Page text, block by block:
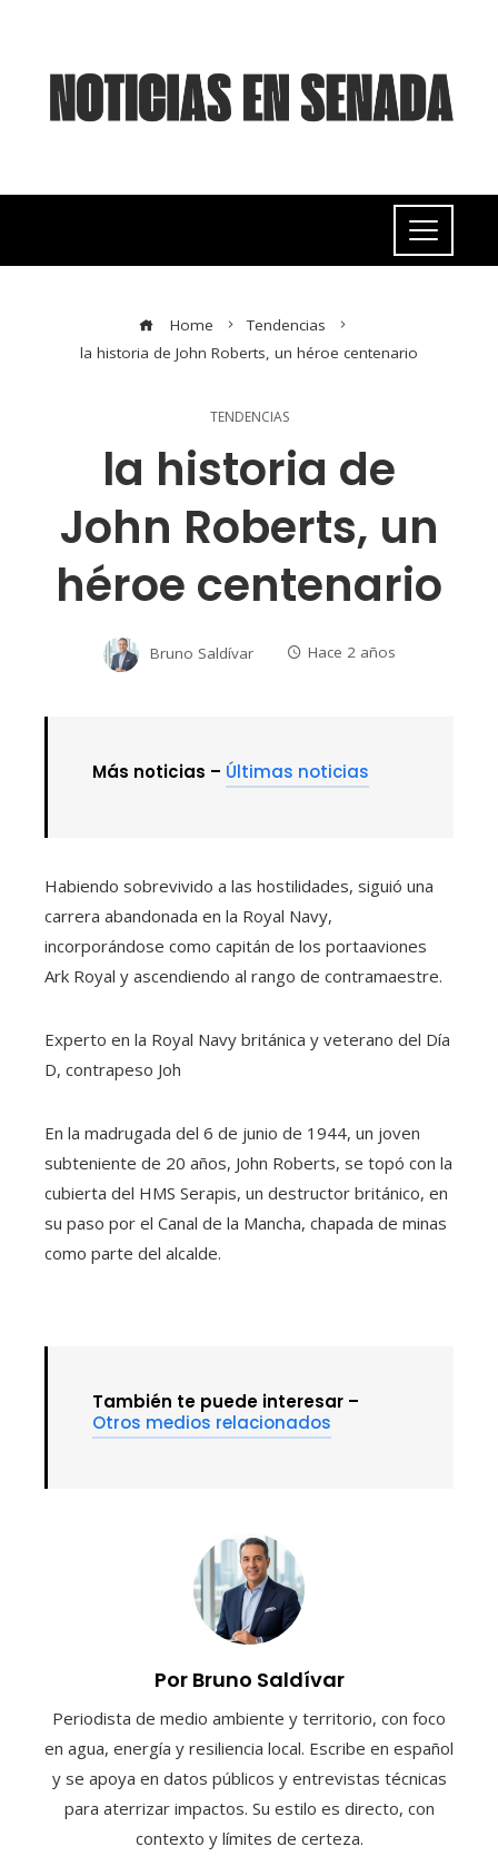
Home
Tendencias
la historia de John Roberts, un héroe centenario
TENDENCIAS
la historia de
John Roberts, un
héroe centenario
Bruno Saldívar Hace 2 años
Más noticias – Últimas noticias
Habiendo sobrevivido a las hostilidades, siguió una
carrera abandonada en la Royal Navy,
incorporándose como capitán de los portaaviones
Ark Royal y ascendiendo al rango de contramaestre.
Experto en la Royal Navy británica y veterano del Día
D, contrapeso Joh
En la madrugada del 6 de junio de 1944, un joven
subteniente de 20 años, John Roberts, se topó con la
cubierta del HMS Serapis, un destructor británico, en
su paso por el Canal de la Mancha, chapada de minas
como parte del alcalde.
También te puede interesar –
Otros medios relacionados
Por Bruno Saldívar
Periodista de medio ambiente y territorio, con foco
en agua, energía y resiliencia local. Escribe en español
y se apoya en datos públicos y entrevistas técnicas
para aterrizar impactos. Su estilo es directo, con
contexto y límites de certeza.